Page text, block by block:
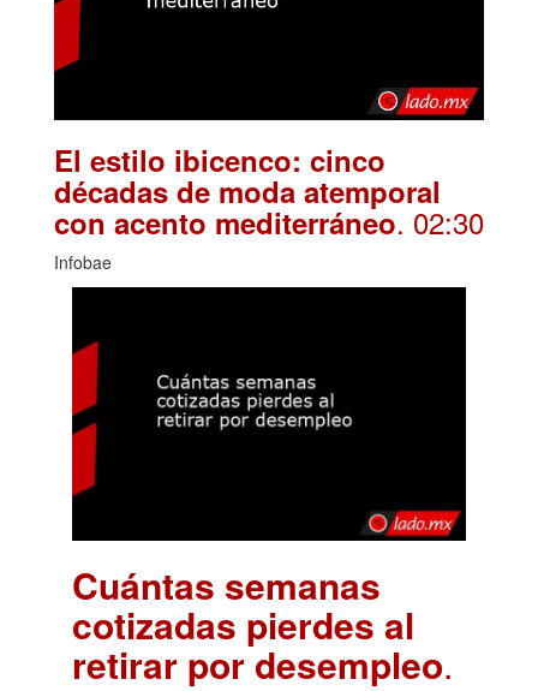
El estilo ibicenco: cinco
décadas de moda atemporal
con acento mediterráneo. 02:30
Infobae
Cuántas semanas
cotizadas pierdes al
retirar por desempleo.